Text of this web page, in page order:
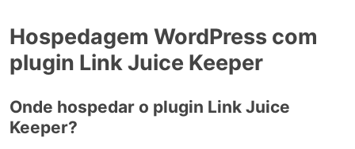
Hospedagem WordPress com
plugin Link Juice Keeper
Onde hospedar o plugin Link Juice
Keeper?